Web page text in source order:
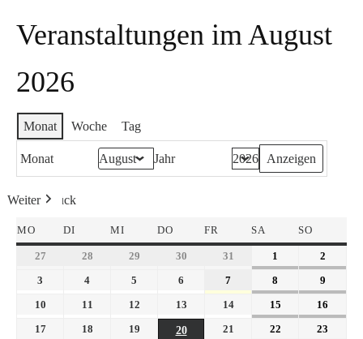
Veranstaltungen im August
2026
Monat Woche Tag
Monat Jahr
Zurück
Heute
Weiter
MO DI MI DO FR SA SO
27 28 29 30 31 1
2
3
4 5 6 7 8
9
10
11 12 13 14 15
16
17
18 19
20
21 22 23